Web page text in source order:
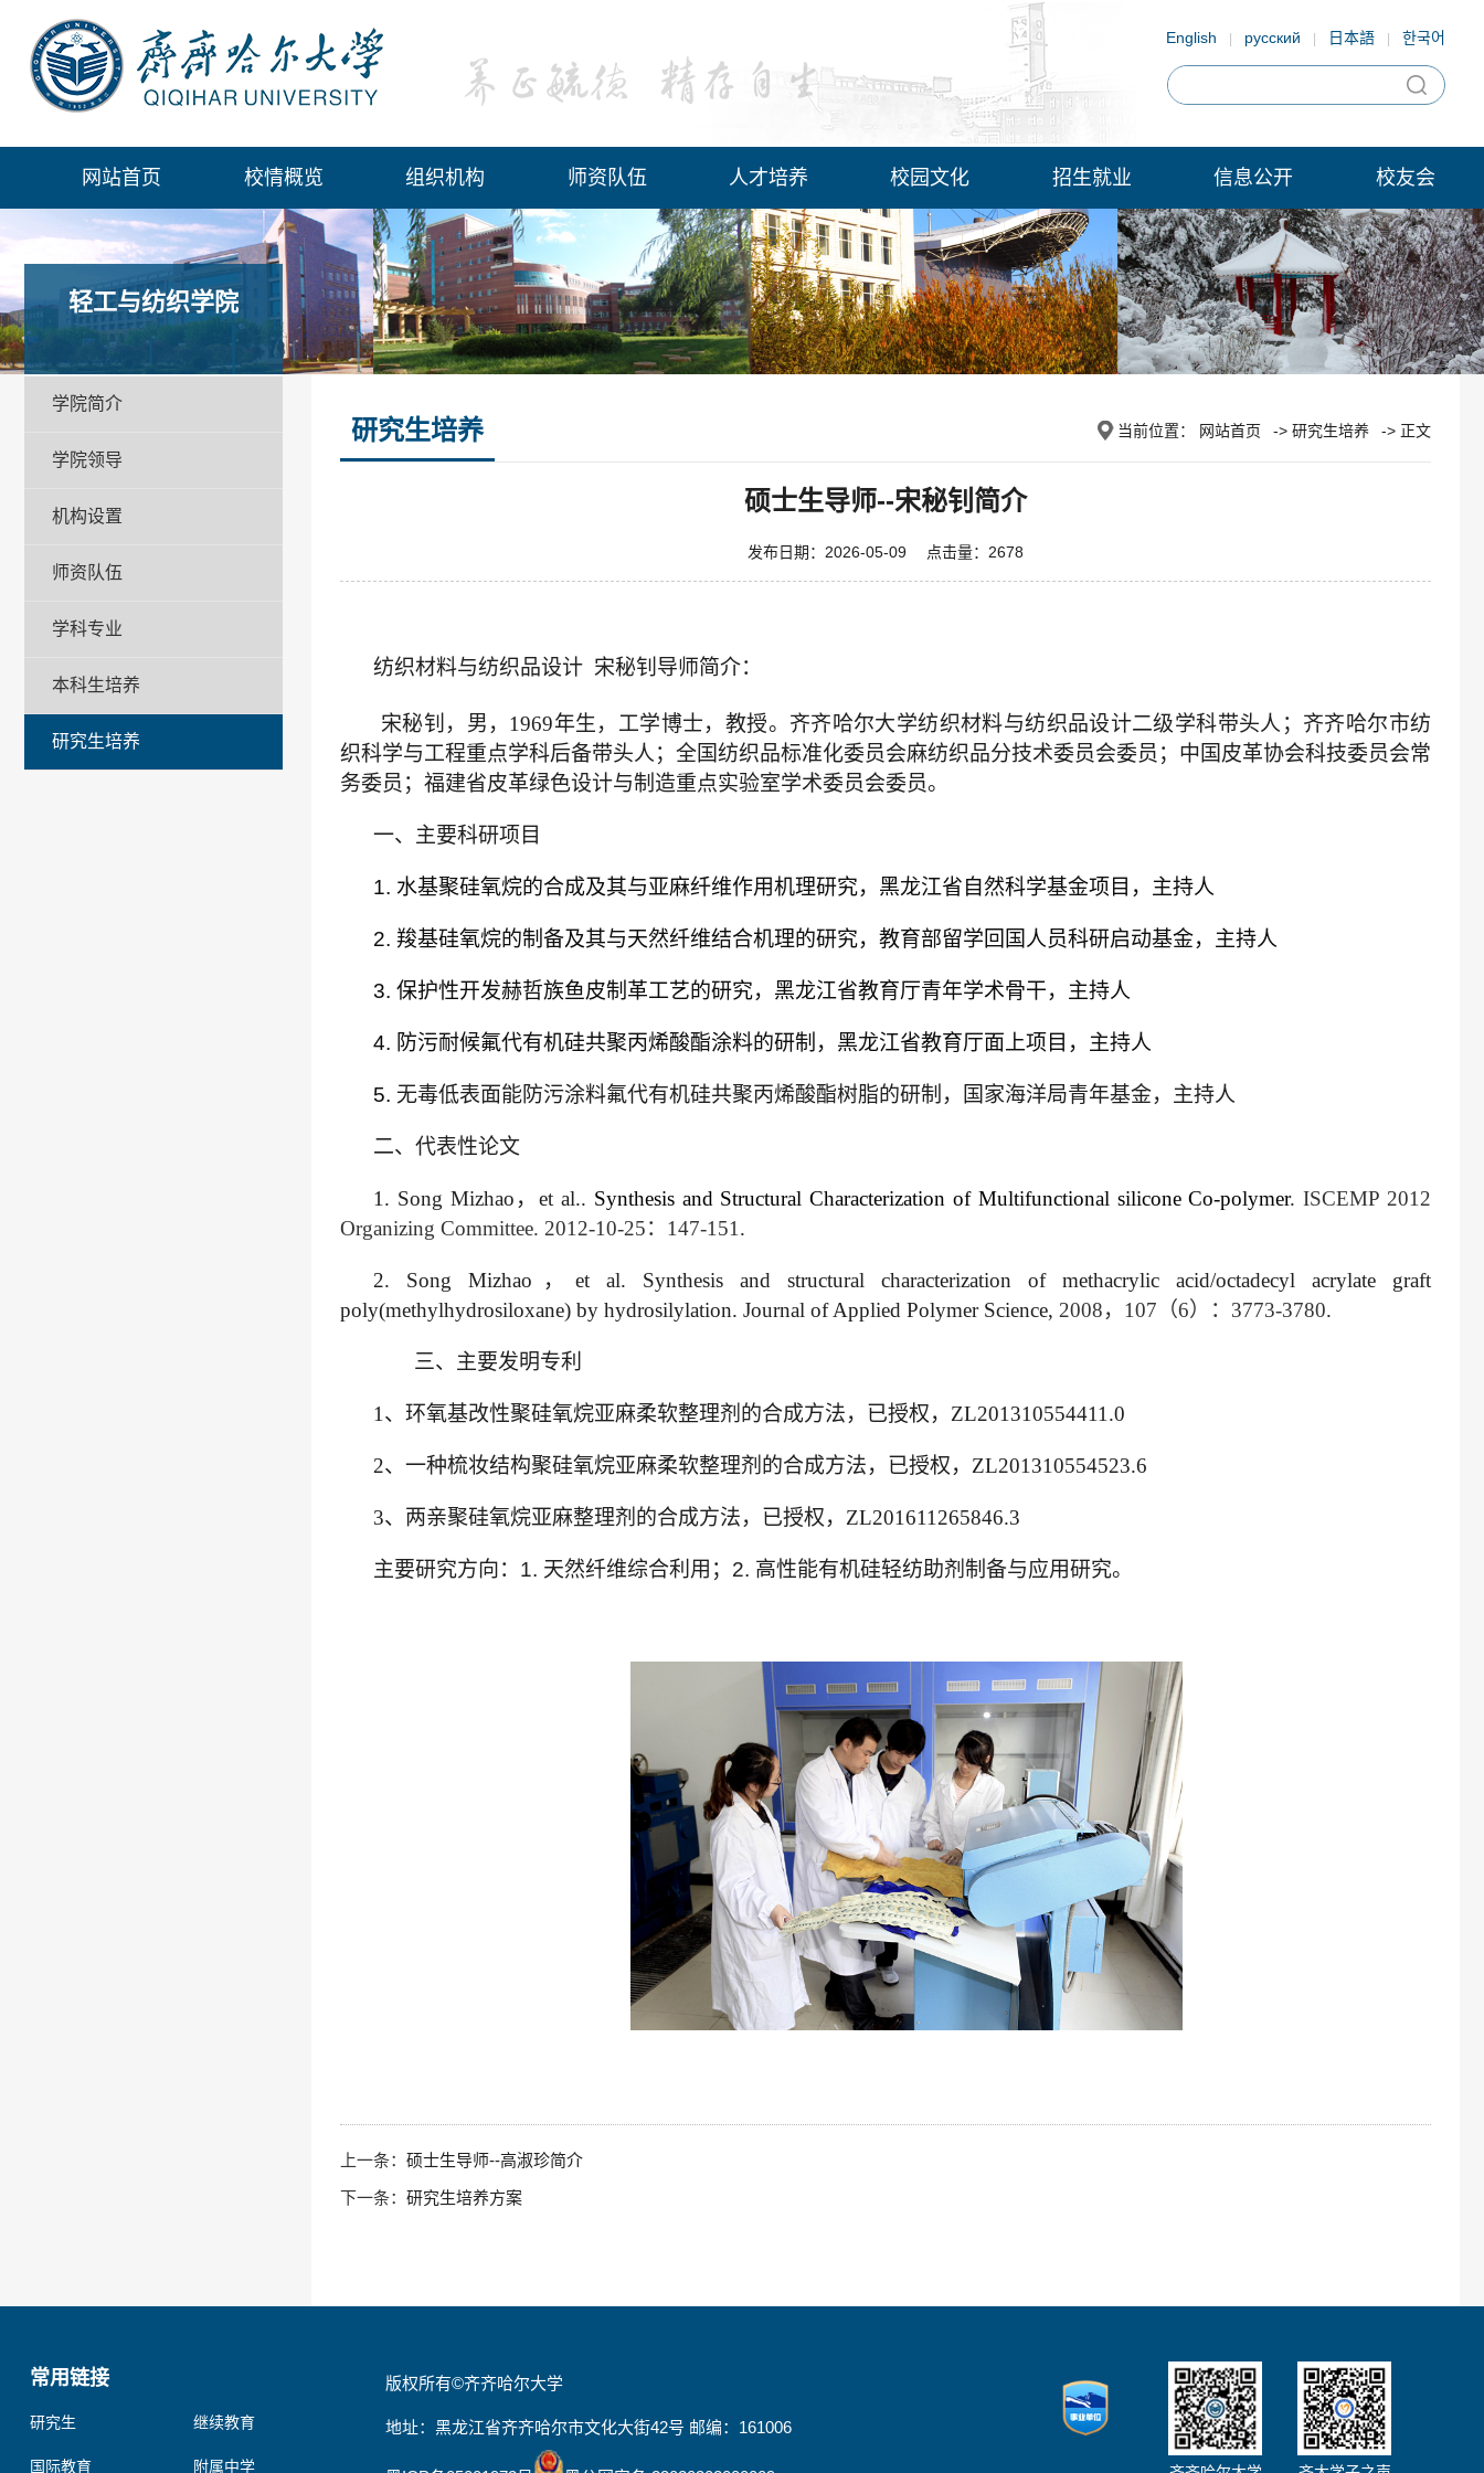
English | русский | 日本語 | 한국어
网站首页 校情概览 组织机构 师资队伍 人才培养 校园文化 招生就业 信息公开 校友会
轻工与纺织学院
学院简介
学院领导
机构设置
师资队伍
学科专业
本科生培养
研究生培养
研究生培养 当前位置： 网站首页 -> 研究生培养 -> 正文
硕士生导师--宋秘钊简介
发布日期：2026-05-09 点击量： 2678
纺织材料与纺织品设计 宋秘钊 导师简介：
宋秘钊，男， 1969年生，工学博士，教授。 齐齐哈尔大学纺织材料与纺织品设计二级学科带头人；齐齐哈尔市纺
织科学与工程重点学科后备带头人；全国纺织品标准化委员会麻纺织品分技术委员会委员；中国皮革协会科技委员会常
务委员；福建省皮革绿色设计与制造重点实验室学术委员会委员。
一、主要科研项目
1. 水基聚硅氧烷的合成及其与亚麻纤维作用机理研究， 黑龙江省自然科学基金项目， 主持人
2. 羧基硅氧烷的制备及其与天然纤维结合机理的研究， 教育部留学回国人员科研启动基金，主持人
3. 保护性开发赫哲族鱼皮制革工艺的研究， 黑龙江省教育厅青年学术骨干，主持人
4. 防污耐候氟代有机硅共聚丙烯酸酯涂料的研制 ， 黑龙江省教育厅面上项目 ， 主持人
5. 无毒低表面能防污涂料氟代有机硅共聚丙烯酸酯树脂的研制， 国家海洋局青年基金，主持人
二、代表性论文
1. Song Mizhao ，et al.. Synthesis and Structural Characterization of Multifunctional silicone Co-polymer.ISCEMP 2012
Organizing Committee. 2012-10-25： 147-151.
2. Song Mizhao ， et al. Synthesis and structural characterization of methacrylic acid/octadecyl acrylate graft
poly(methylhydrosiloxane) by hydrosilylation. Journal of Applied Polymer Science, 2008， 107 （6）： 3773-3780.
三、主要发明专利
1、 环氧基改性聚硅氧烷亚麻柔软整理剂的合成方法， 已授权， ZL201310554411.0
2、一种梳妆结构聚硅氧烷亚麻柔软整理剂的合成方法， 已授权， ZL201310554523.6
3、 两亲聚硅氧烷亚麻整理剂的合成方法， 已授权， ZL201611265846.3
主要研究方向： 1. 天然纤维综合利用；2. 高性能有机硅轻纺助剂制备与应用研究。
上一条： 硕士生导师--高淑珍简介
下一条： 研究生培养方案
常用链接
研究生 继续教育
国际教育 附属中学
版权所有©齐齐哈尔大学
地址：黑龙江省齐齐哈尔市文化大街42号 邮编：161006